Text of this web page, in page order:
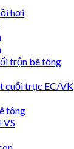
hơi
trộn bê tông
cuối trục EC/VK
tông